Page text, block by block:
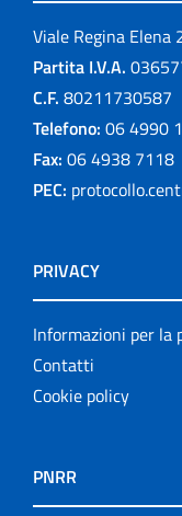
Viale Regina Elena
Partita I.V.A.
C.F. 80211730587
Telefono: 06 4990 1
Fax: 06 4938 7118
PEC:
PRIVACY
Informazioni per la
Contatti
Cookie policy
PNRR